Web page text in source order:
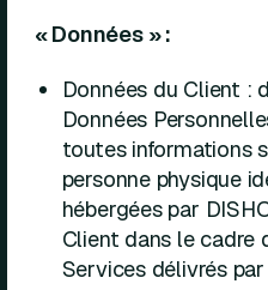
« Données » :
Données du Client :
Données
toutes informations
personne physique
hébergées par
Client dans le cadre
Services délivrés